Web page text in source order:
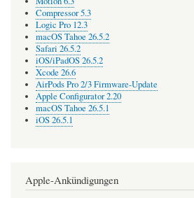
Compressor 5.3
Logic Pro 12.3
macOS Tahoe 26.5.2
Safari 26.5.2
iOS/iPadOS 26.5.2
Xcode 26.6
AirPods Pro 2/3 Firmware-Update
Apple Configurator 2.20
macOS Tahoe 26.5.1
iOS 26.5.1
Apple-Ankündigungen